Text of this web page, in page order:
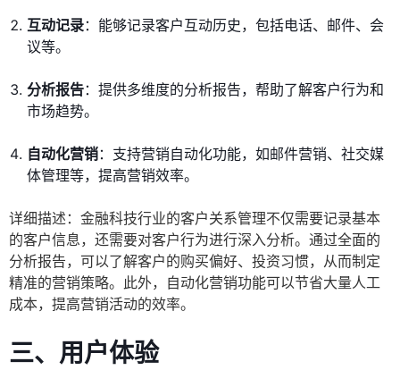
互动记录：能够记录客户互动历史，包括电话、邮件、会
议等。
分析报告：提供多维度的分析报告，帮助了解客户行为和
市场趋势。
自动化营销：支持营销自动化功能，如邮件营销、社交媒
体管理等，提高营销效率。
详细描述：金融科技行业的客户关系管理不仅需要记录基本
的客户信息，还需要对客户行为进行深入分析。通过全面的
分析报告，可以了解客户的购买偏好、投资习惯，从而制定
精准的营销策略。此外，自动化营销功能可以节省大量人工
成本，提高营销活动的效率。
三、用户体验